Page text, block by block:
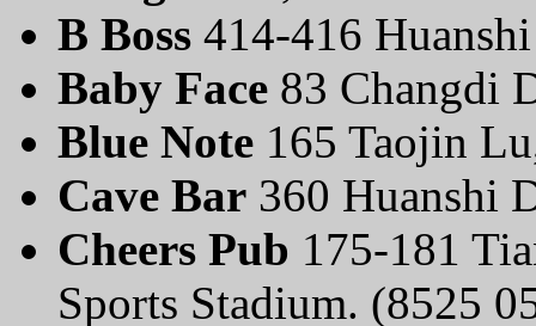
B Boss 414-416
Baby Face 83 Changdi
Blue Note 165 Taojin
Cave Bar 360 Huanshi
Cheers Pub 175-181
Sports Stadium. (8525